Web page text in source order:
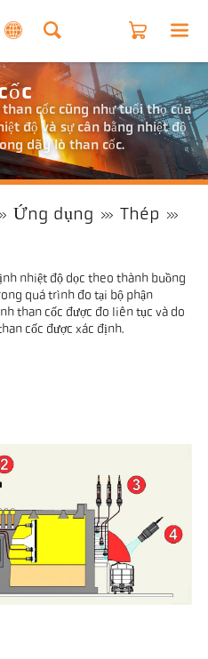
cốc cũng như tuổi thọ của
độ và sự cân bằng nhiệt độ
dãy lò than cốc.
Ứng dụng
Thép
nhiệt độ dọc theo thành buồng
quá trình đo tại bộ phận
than cốc được đo liên tục và do
cốc được xác định.